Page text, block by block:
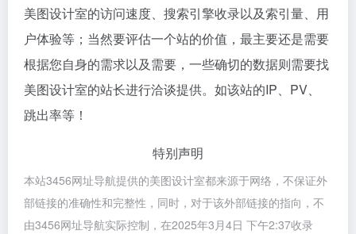
美图设计室的访问速度、搜索引擎收录以及索引量、用
户体验等；当然要评估一个站的价值，最主要还是需要
根据您自身的需求以及需要，一些确切的数据则需要找
美图设计室的站长进行洽谈提供。如该站的IP、PV、
跳出率等！
特别声明
本站3456网址导航提供的美图设计室都来源于网络，不保证外
部链接的准确性和完整性，同时，对于该外部链接的指向，不
由3456网址导航实际控制，在2025年3月4日 下午2:37收录